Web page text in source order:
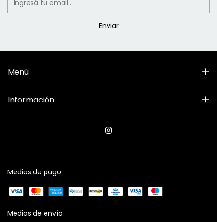
Menú
Información
Medios de pago
Medios de envío